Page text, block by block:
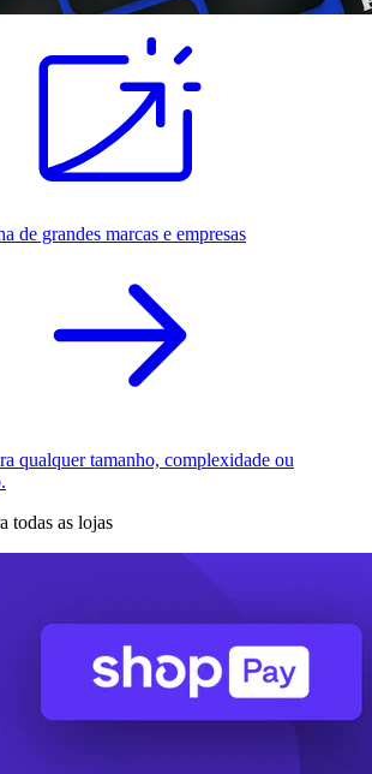
de grandes marcas e empresas
qualquer tamanho, complexidade ou
todas as lojas